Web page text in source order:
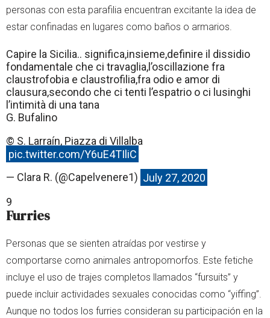
personas con esta parafilia encuentran excitante la idea de
estar confinadas en lugares como baños o armarios.
Capire la Sicilia.. significa,insieme,definire il dissidio
fondamentale che ci travaglia,l’oscillazione fra
claustrofobia e claustrofilia,fra odio e amor di
clausura,secondo che ci tenti l’espatrio o ci lusinghi
l’intimità di una tana
G. Bufalino
© S. Larraín, Piazza di Villalba
pic.twitter.com/Y6uE4TIliC
— Clara R. (@Capelvenere1) July 27, 2020
9
Furries
Personas que se sienten atraídas por vestirse y
comportarse como animales antropomorfos. Este fetiche
incluye el uso de trajes completos llamados “fursuits” y
puede incluir actividades sexuales conocidas como “yiffing”.
Aunque no todos los furries consideran su participación en la